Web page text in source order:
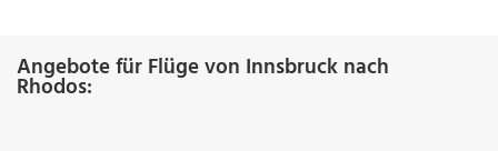
Angebote für Flüge von Innsbruck nach
Rhodos: